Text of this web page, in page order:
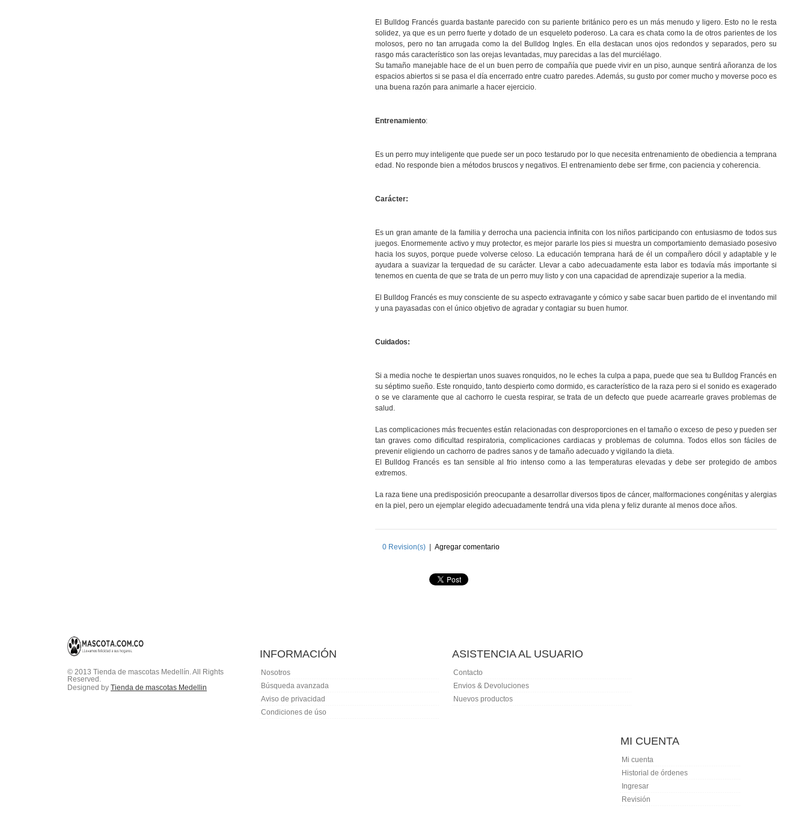
El Bulldog Francés guarda bastante parecido con su pariente británico pero es un más menudo y ligero. Esto no le resta
solidez, ya que es un perro fuerte y dotado de un esqueleto poderoso. La cara es chata como la de otros parientes de los
molosos, pero no tan arrugada como la del Bulldog Ingles. En ella destacan unos ojos redondos y separados, pero su
rasgo más característico son las orejas levantadas, muy parecidas a las del murciélago.
Su tamaño manejable hace de el un buen perro de compañía que puede vivir en un piso, aunque sentirá añoranza de los
espacios abiertos si se pasa el día encerrado entre cuatro paredes. Además, su gusto por comer mucho y moverse poco es
una buena razón para animarle a hacer ejercicio.
Entrenamiento:
Es un perro muy inteligente que puede ser un poco testarudo por lo que necesita entrenamiento de obediencia a temprana
edad. No responde bien a métodos bruscos y negativos. El entrenamiento debe ser firme, con paciencia y coherencia.
Carácter:
Es un gran amante de la familia y derrocha una paciencia infinita con los niños participando con entusiasmo de todos sus
juegos. Enormemente activo y muy protector, es mejor pararle los pies si muestra un comportamiento demasiado posesivo
hacia los suyos, porque puede volverse celoso. La educación temprana hará de él un compañero dócil y adaptable y le
ayudara a suavizar la terquedad de su carácter. Llevar a cabo adecuadamente esta labor es todavía más importante si
tenemos en cuenta de que se trata de un perro muy listo y con una capacidad de aprendizaje superior a la media.
El Bulldog Francés es muy consciente de su aspecto extravagante y cómico y sabe sacar buen partido de el inventando mil
y una payasadas con el único objetivo de agradar y contagiar su buen humor.
Cuidados:
Si a media noche te despiertan unos suaves ronquidos, no le eches la culpa a papa, puede que sea tu Bulldog Francés en
su séptimo sueño. Este ronquido, tanto despierto como dormido, es característico de la raza pero si el sonido es exagerado
o se ve claramente que al cachorro le cuesta respirar, se trata de un defecto que puede acarrearle graves problemas de
salud.
Las complicaciones más frecuentes están relacionadas con desproporciones en el tamaño o exceso de peso y pueden ser
tan graves como dificultad respiratoria, complicaciones cardiacas y problemas de columna. Todos ellos son fáciles de
prevenir eligiendo un cachorro de padres sanos y de tamaño adecuado y vigilando la dieta.
El Bulldog Francés es tan sensible al frio intenso como a las temperaturas elevadas y debe ser protegido de ambos
extremos.
La raza tiene una predisposición preocupante a desarrollar diversos tipos de cáncer, malformaciones congénitas y alergias
en la piel, pero un ejemplar elegido adecuadamente tendrá una vida plena y feliz durante al menos doce años.
0 Revision(s) Agregar comentario
© 2013 Tienda de mascotas Medellín. All Rights
Reserved.
Designed by Tienda de mascotas Medellin
INFORMACIÓN
Nosotros
Búsqueda avanzada
Aviso de privacidad
Condiciones de úso
ASISTENCIA AL USUARIO
Contacto
Envios & Devoluciones
Nuevos productos
MI CUENTA
Mi cuenta
Historial de órdenes
Ingresar
Revisión